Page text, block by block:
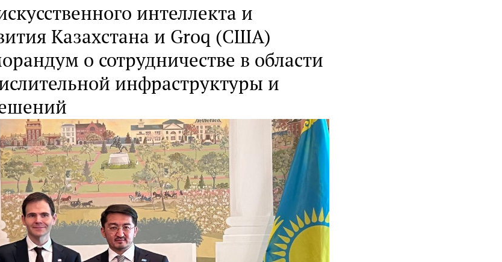
интеллекта и
Казахстана и Groq (США)
о сотрудничестве в области
инфраструктуры и